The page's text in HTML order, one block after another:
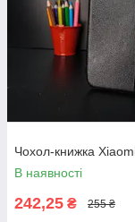
Чохол-книжка
В наявності
242,25 ₴ 255 ₴